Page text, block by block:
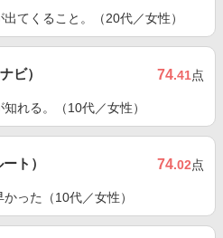
てくること。（20代／女性）
ビ） 74.41点
れる。（10代／女性）
ト） 74.02点
った（10代／女性）